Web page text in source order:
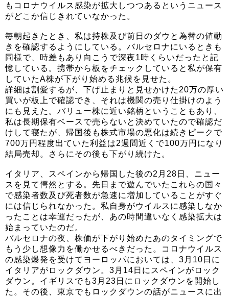
もコロナウイルス感染が拡大しつつあるというニュース
がどこか信じきれていなかった。
毎朝起きたとき、私は持株及び前日のダウと為替の値動
きを確認するようにしている。バルセロナにいるときも
同様で、時差もあり向こうで深夜1時くらいだったと記
憶している。携帯から板をチェックしていると私が保有
していたA株が下がり始める兆候を見せた。
詳細は割愛するが、下げ止まりと見せかけた20万の厚い
買いが板上で確認でき、それは機関の売り仕掛けのよう
にも見えた。バリュー株に近い銘柄ということもあり、
私は長期保有ベースで売らないと決めていたので確認だ
けして寝たが、帰国後も株式市場の悪化は続きピークで
700万円程度出ていた利益は2週間近くで100万円になり
結局売却。さらにその後も下がり続けた。
イタリア、スペインから帰国した後の2月28日、ニュー
スを見て愕然とする。先日まで遊んでいたこれらの国々
で感染者数及び死者数が急速に増加していることがすぐ
には信じられなかった。私自身がウイルスに感染しなか
ったことは幸運だったが、あの時間違いなく感染拡大は
始まっていたのだ。
バルセロナの夜、株価が下がり始めたあのタイミングで
もう少し想像力を働かせるべきだった。コロナウイルス
の感染爆発を受けてヨーロッパにおいては、3月10日に
イタリアがロックダウン。3月14日にスペインがロック
ダウン。イギリスでも3月23日にロックダウンを開始し
た。その後、東京でもロックダウンの話がニュースに出